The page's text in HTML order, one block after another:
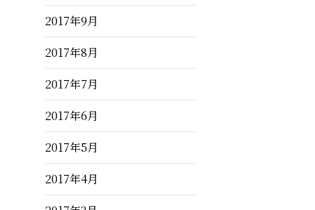
2017年9月
2017年8月
2017年7月
2017年6月
2017年5月
2017年4月